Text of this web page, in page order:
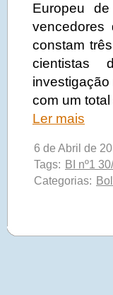
Europeu
constam
cientistas
com um
Ler mais
6 de Abril de
Tags: BI nº1
Categorias: